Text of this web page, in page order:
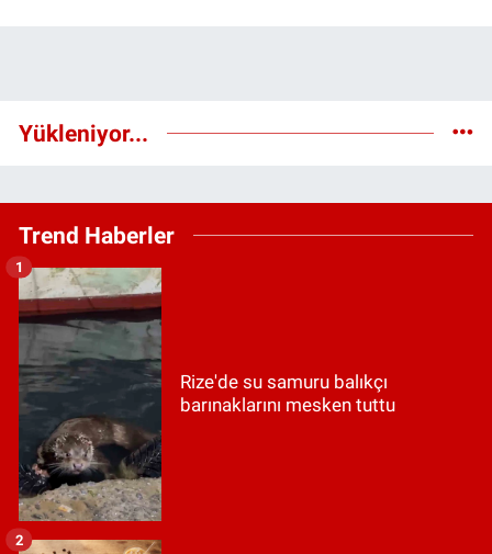
Yükleniyor...
Trend Haberler
Rize'de su samuru balıkçı
barınaklarını mesken tuttu
1
2